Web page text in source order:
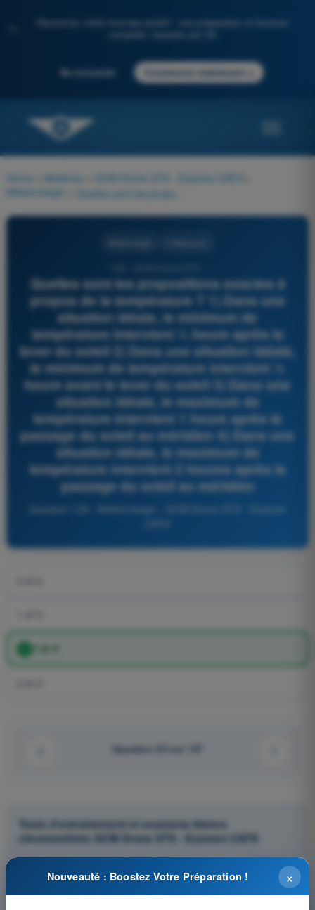
Découvrez notre nouveau portail : une préparation à l'examen
Se connecter Commencer maintenant
Home Matières QCM Drone STS - Examen CATS
Météorologie
Quelles sont les propositions exactes à
propos de la température ? 1) Dans une
situation idéale, le minimum de
température intervient ½ heure après le
lever du soleil 2) Dans une situation idéale,
le minimum de température intervient ½
heure avant le lever du soleil 3) Dans une
situation idéale, le maximum de
température intervient 1 heure après le
passage du soleil au méridien 4) Dans une
situation idéale, le maximum de
température intervient 2 heures après le
passage du soleil au méridien
1 et 4
Question 53 sur 137
Tests d'entraînement et examens blancs
chronométrés QCM Drone STS - Examen CATS
QCM d'Entraînement QCM Drone STS - Météorologie
×
Nouveauté : Boostez Votre Préparation !